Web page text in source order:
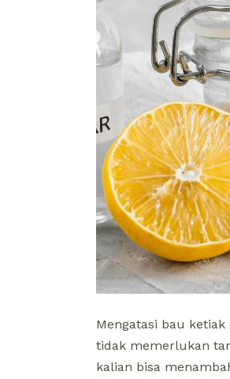
Mengatasi bau
tidak memerlukan
kalian bisa